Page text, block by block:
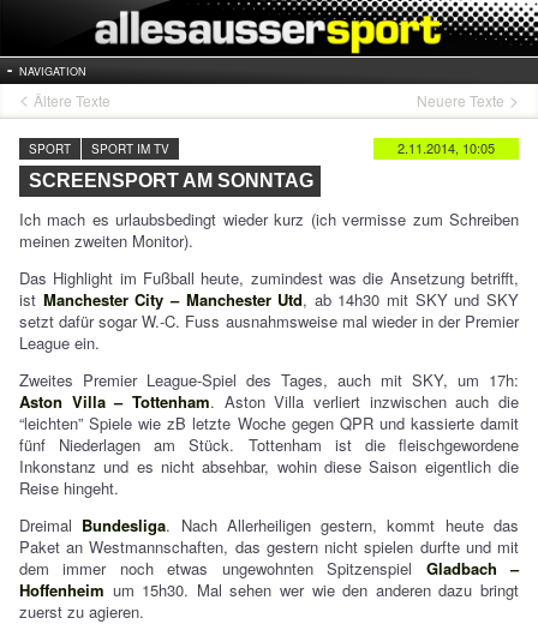
NAVIGATION
Ältere Texte Neuere Texte
2.11.2014, 10:05
SPORT SPORT IM TV
SCREENSPORT AM SONNTAG
Ich mach es urlaubsbedingt wieder kurz (ich vermisse zum Schreiben
meinen zweiten Monitor).
Das Highlight im Fußball heute, zumindest was die Ansetzung betrifft,
ist Manchester City – Manchester Utd, ab 14h30 mit SKY und SKY
setzt dafür sogar W.-C. Fuss ausnahmsweise mal wieder in der Premier
League ein.
Zweites Premier League-Spiel des Tages, auch mit SKY, um 17h:
Aston Villa – Tottenham. Aston Villa verliert inzwischen auch die
“leichten” Spiele wie zB letzte Woche gegen QPR und kassierte damit
fünf Niederlagen am Stück. Tottenham ist die fleischgewordene
Inkonstanz und es nicht absehbar, wohin diese Saison eigentlich die
Reise hingeht.
Dreimal Bundesliga. Nach Allerheiligen gestern, kommt heute das
Paket an Westmannschaften, das gestern nicht spielen durfte und mit
dem immer noch etwas ungewohnten Spitzenspiel Gladbach –
Hoffenheim um 15h30. Mal sehen wer wie den anderen dazu bringt
zuerst zu agieren.